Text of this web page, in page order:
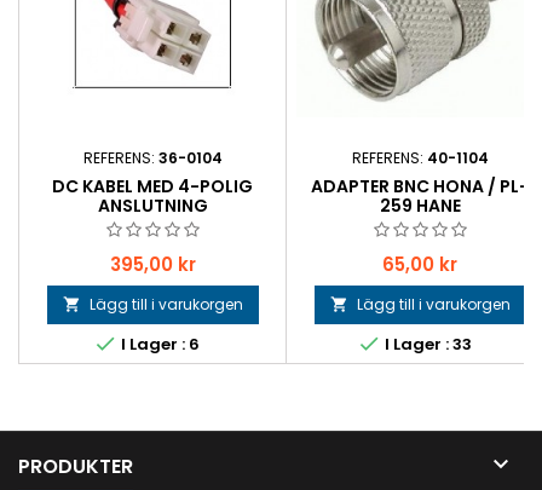
REFERENS: 36-0104
DC KABEL MED 4-POLIG
ANSLUTNING
Pris
395,00 kr
 Lägg till i varukorgen
 I Lager : 6
REFERENS: 40-1104
ADAPTER BNC HONA / PL-
259 HANE
Pris
65,00 kr
 Lägg till i varukorgen
 I Lager : 33
PRODUKTER 